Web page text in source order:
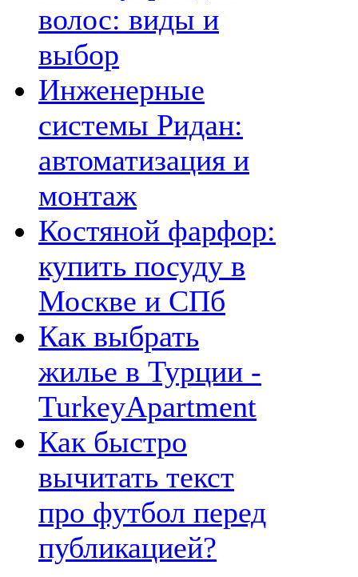
волос: виды и
выбор
Инженерные
системы Ридан:
автоматизация и
монтаж
Костяной фарфор:
купить посуду в
Москве и СПб
Как выбрать
жилье в Турции -
TurkeyApartment
Как быстро
вычитать текст
про футбол перед
публикацией?